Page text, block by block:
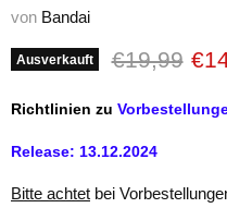
von Bandai
Ausverkauft €19,99
Richtlinien zu
Release: 13.12.2024
Bitte achtet bei